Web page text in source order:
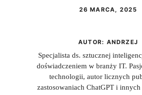
26 MARCA, 2025
AUTOR: ANDRZEJ
Specjalista ds. sztucznej
doświadczeniem w branży IT.
technologii, autor licznych
zastosowaniach ChatGPT i